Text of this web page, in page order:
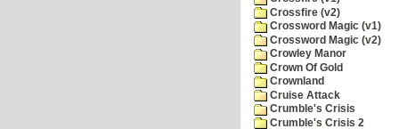
Crossfire (v2)
Crossword Magic (v1)
Crossword Magic (v2)
Crowley Manor
Crown Of Gold
Crownland
Cruise Attack
Crumble's Crisis
Crumble's Crisis 2